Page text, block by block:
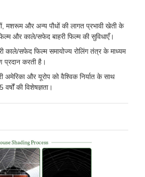
मशरूम और अन्य पौधों की लागत प्रभावी खेती के
और काले/सफेद बाहरी फिल्म की सुविधाएँ।
काले/सफेद फिल्म समायोज्य रोलिंग तंत्र के माध्यम
प्रदान करती है।
अमेरिका और यूरोप को वैश्विक निर्यात के साथ
वर्षों की विशेषज्ञता।